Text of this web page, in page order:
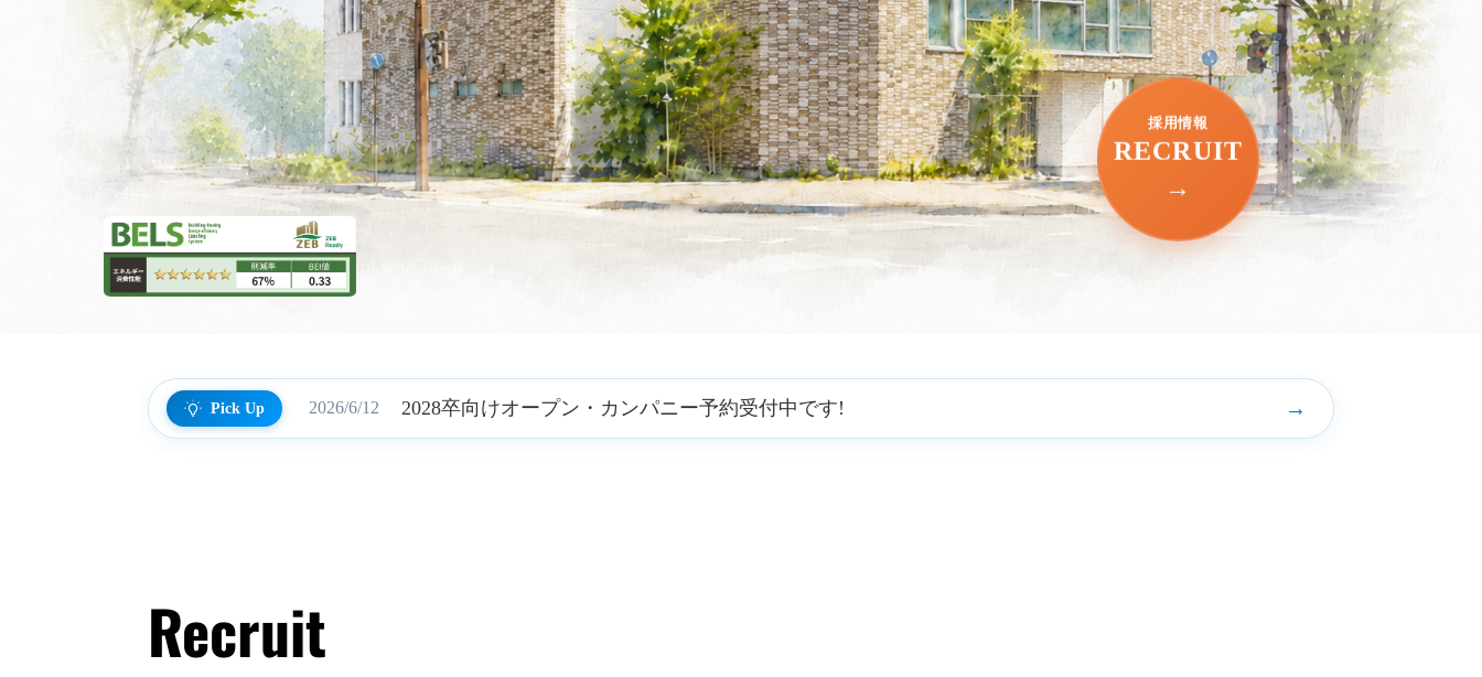
採用情報
RECRUIT
Pick Up 2026/6/12 2028卒向けオープン・カンパニー予約受付中です! →
Recruit